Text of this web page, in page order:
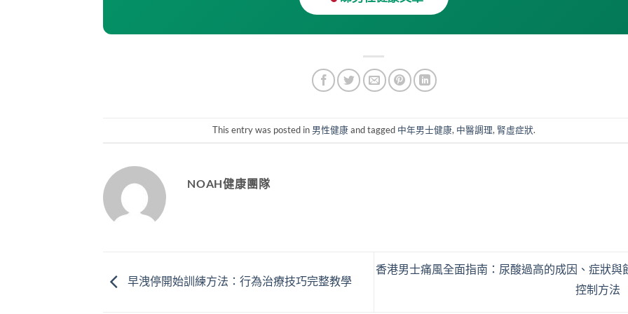
This entry was posted in 男性健康and tagged 中年男士健康, 中醫調理, 腎虛症狀.
NOAH健康團隊
早洩停開始訓練方法：行為治療技巧完整教學
香港男士痛風全面指南：尿酸過高的成因、症狀與
控制方法